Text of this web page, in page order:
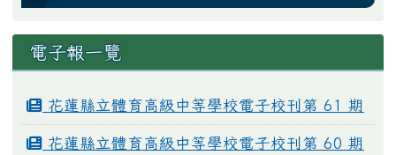
電子報一覽
花蓮縣立體育高級中等學校電子校刊第 61 期
花蓮縣立體育高級中等學校電子校刊第 60 期